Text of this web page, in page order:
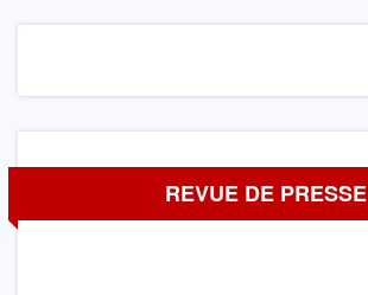
REVUE DE PRESSE